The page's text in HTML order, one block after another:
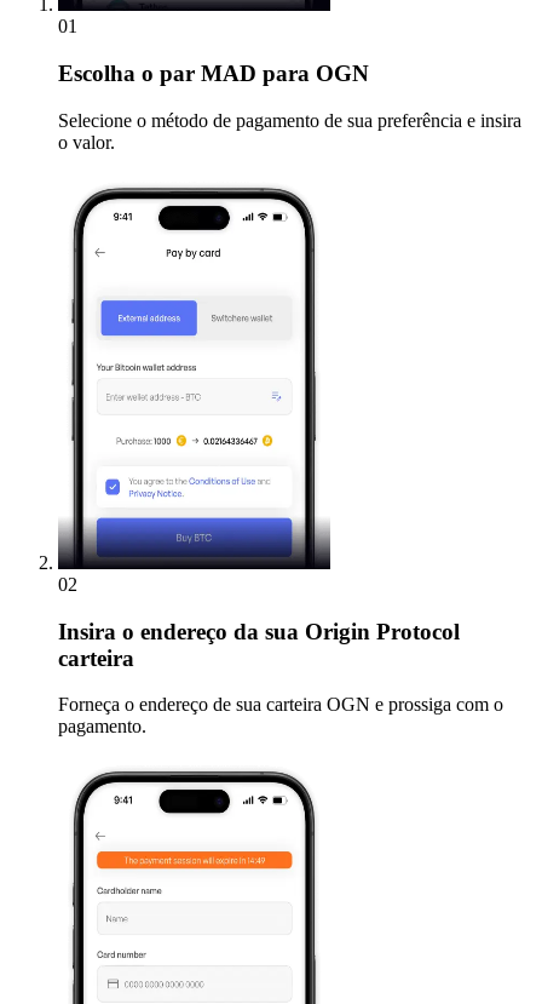
01
Escolha o par MAD para OGN
Selecione o método de pagamento de sua preferência e insira
o valor.
02
Insira o endereço da sua Origin Protocol
carteira
Forneça o endereço de sua carteira OGN e prossiga com o
pagamento.